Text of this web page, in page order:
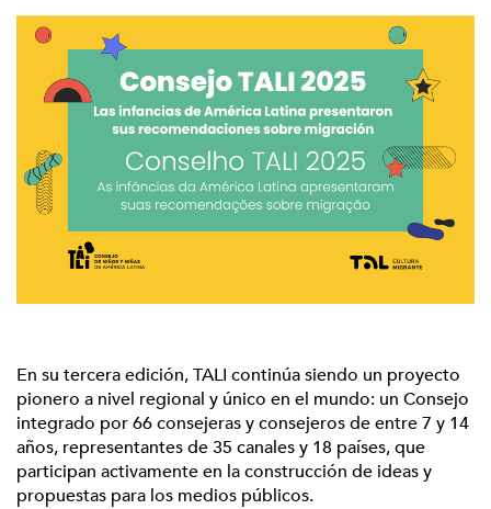
En su tercera edición, TALI continúa siendo un proyecto
pionero a nivel regional y único en el mundo: un Consejo
integrado por 66 consejeras y consejeros de entre 7 y 14
años, representantes de 35 canales y 18 países, que
participan activamente en la construcción de ideas y
propuestas para los medios públicos.